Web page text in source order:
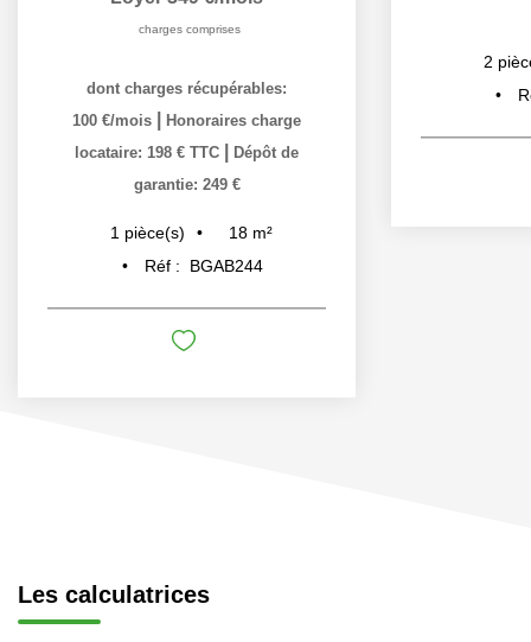
charges comprises
dont charges récupérables:
100 €/mois
Honoraires charge
locataire: 198 € TTC
Dépôt de
garantie: 249 €
1 pièce(s) 18 m²
Réf :
BGAB244
2
Les calculatrices